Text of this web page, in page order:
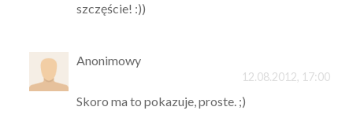
szczęście! :))
Anonimowy
12.08.2012, 17:00
Skoro ma to pokazuje, proste. ;)